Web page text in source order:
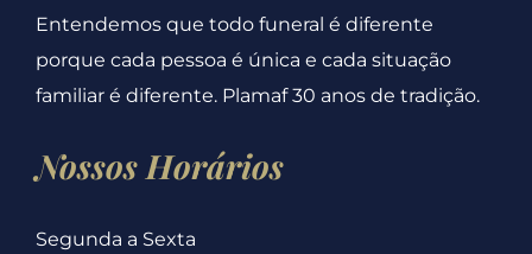
Entendemos que todo funeral é diferente
porque cada pessoa é única e cada situação
familiar é diferente. Plamaf 30 anos de tradição.
Nossos Horários
Segunda a Sexta